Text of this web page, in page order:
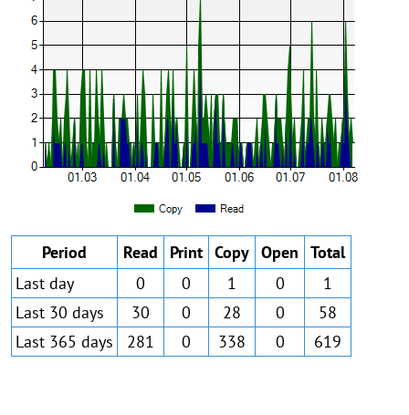
Period Read Print Copy Open
Total
Last day
0 0 1 0
1
Last 30 days
30 0 28 0
58
Last 365 days
281 0 338 0 619